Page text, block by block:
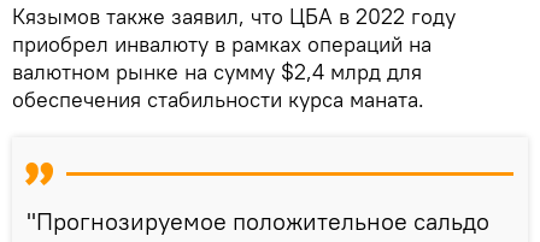
Кязымов также заявил, что ЦБА в 2022 году
приобрел инвалюту в рамках операций на
валютном рынке на сумму $2,4 млрд для
обеспечения стабильности курса маната.
"Прогнозируемое положительное сальдо